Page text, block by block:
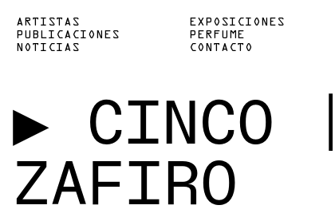
ARTISTAS
EXPOSICIONES
PUBLICACIONES
PERFUME
NOTICIAS
CONTACTO
▶ CINCO
ZAFIRO